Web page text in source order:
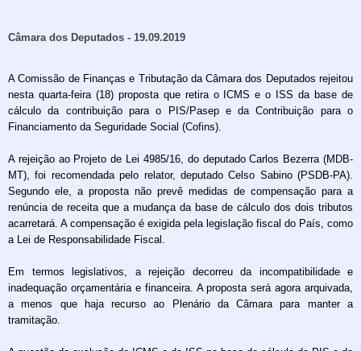
Câmara dos Deputados - 19.09.2019
A Comissão de Finanças e Tributação da Câmara dos Deputados rejeitou
nesta quarta-feira (18) proposta que retira o ICMS e o ISS da base de
cálculo da contribuição para o PIS/Pasep e da Contribuição para o
Financiamento da Seguridade Social (Cofins).
A rejeição ao Projeto de Lei 4985/16, do deputado Carlos Bezerra (MDB-
MT), foi recomendada pelo relator, deputado Celso Sabino (PSDB-PA).
Segundo ele, a proposta não prevê medidas de compensação para a
renúncia de receita que a mudança da base de cálculo dos dois tributos
acarretará. A compensação é exigida pela legislação fiscal do País, como
a Lei de Responsabilidade Fiscal.
Em termos legislativos, a rejeição decorreu da incompatibilidade e
inadequação orçamentária e financeira. A proposta será agora arquivada,
a menos que haja recurso ao Plenário da Câmara para manter a
tramitação.